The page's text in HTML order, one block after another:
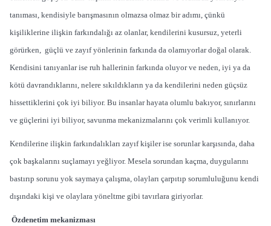
tanıması, kendisiyle barışmasının olmazsa olmaz bir adımı, çünkü
kişiliklerine ilişkin farkındalığı az olanlar, kendilerini kusursuz, yeterli
görürken, güçlü ve zayıf yönlerinin farkında da olamıyorlar doğal olarak.
Kendisini tanıyanlar ise ruh hallerinin farkında oluyor ve neden, iyi ya da
kötü davrandıklarını, nelere sıkıldıkların ya da kendilerini neden güçsüz
hissettiklerini çok iyi biliyor. Bu insanlar hayata olumlu bakıyor, sınırlarını
ve güçlerini iyi biliyor, savunma mekanizmalarını çok verimli kullanıyor.
Kendilerine ilişkin farkındalıkları zayıf kişiler ise sorunlar karşısında, daha
çok başkalarını suçlamayı yeğliyor. Mesela sorundan kaçma, duygularını
bastırıp sorunu yok saymaya çalışma, olayları çarpıtıp sorumluluğunu kendi
dışındaki kişi ve olaylara yöneltme gibi tavırlara giriyorlar.
Özdenetim mekanizması